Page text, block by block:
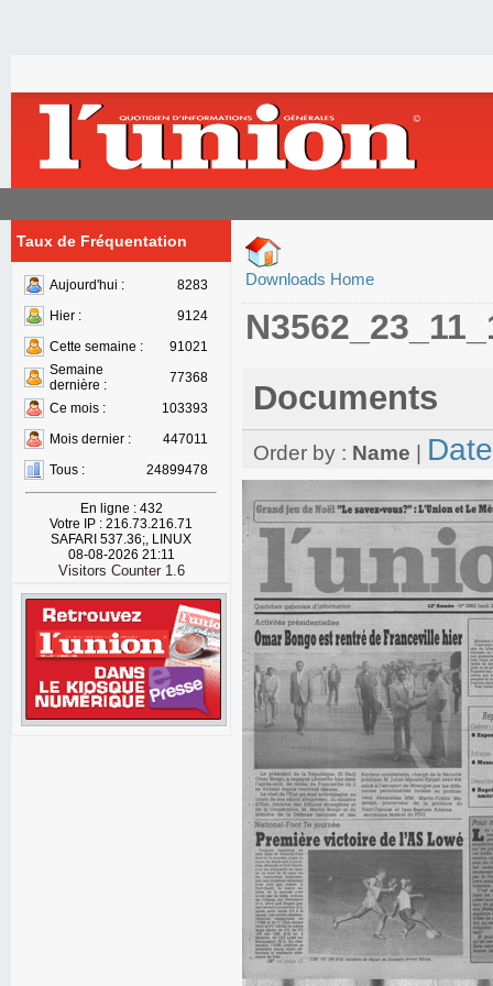
Taux de Fréquentation
Aujourd'hui :
8283
Hier :
9124
Cette semaine :
91021
Semaine
dernière :
77368
Ce mois :
103393
Mois dernier :
447011
Tous :
24899478
En ligne : 432
Votre IP : 216.73.216.71
SAFARI 537.36;, LINUX
08-08-2026 21:11
Visitors Counter 1.6
Downloads Home
Documents
Order by : Name Date